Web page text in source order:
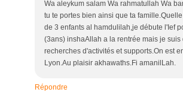
Wa aleykum salam Wa rahmatullah Wa
tu te portes bien ainsi que ta
de 3 enfants al hamdulilah,je débute l'Ief
(3ans) inshaAllah a la rentrée mais je
recherches d'activités et supports.On est
Lyon.Au plaisir akhawaths.Fi amanilLah.
Répondre